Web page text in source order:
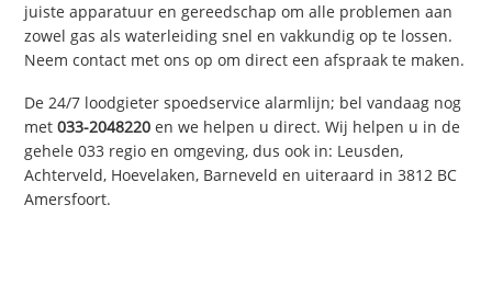
juiste apparatuur en gereedschap om alle problemen aan
zowel gas als waterleiding snel en vakkundig op te lossen.
Neem contact met ons op om direct een afspraak te maken.
De 24/7 loodgieter spoedservice alarmlijn; bel vandaag nog
met033-2048220 en we helpen u direct. Wij helpen u in de
gehele 033 regio en omgeving, dus ook in: Leusden,
Achterveld, Hoevelaken, Barneveld en uiteraard in 3812 BC
Amersfoort.